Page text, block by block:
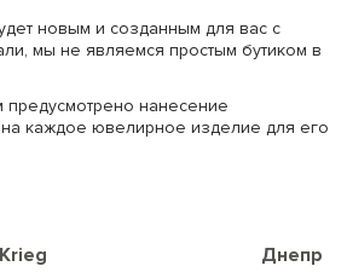
новым и созданным для вас с
мы не являемся простым бутиком в
предусмотрено нанесение
каждое ювелирное изделие для его
Днепр